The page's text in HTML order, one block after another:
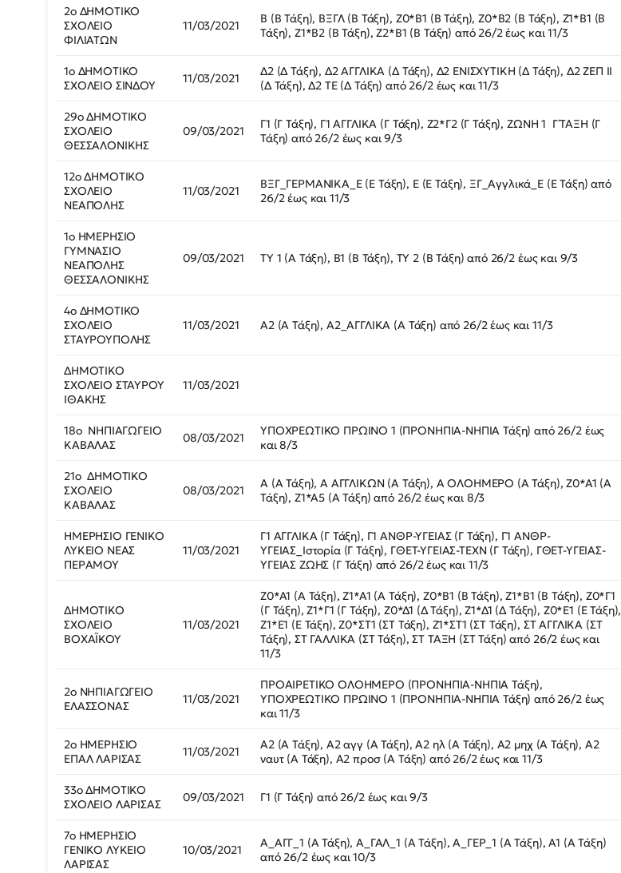
2ο ΔΗΜΟΤΙΚΟ
ΣΧΟΛΕΙΟ
ΦΙΛΙΑΤΩΝ
11/03/2021
Β (Β Τάξη), ΒΞΓΛ (Β Τάξη), Ζ0*Β1 (Β Τάξη), Ζ0*Β2 (Β Τάξη), Ζ1*Β1 (Β
Τάξη), Ζ1*Β2 (Β Τάξη), Ζ2*Β1 (Β Τάξη) από 26/2 έως και 11/3
1ο ΔΗΜΟΤΙΚΟ
ΣΧΟΛΕΙΟ ΣΙΝΔΟΥ
11/03/2021
Δ2 (Δ Τάξη), Δ2 ΑΓΓΛΙΚΑ (Δ Τάξη), Δ2 ΕΝΙΣΧΥΤΙΚΗ (Δ Τάξη), Δ2 ΖΕΠ ΙΙ
(Δ Τάξη), Δ2 ΤΕ (Δ Τάξη) από 26/2 έως και 11/3
29ο ΔΗΜΟΤΙΚΟ
ΣΧΟΛΕΙΟ
ΘΕΣΣΑΛΟΝΙΚΗΣ
09/03/2021
Γ1 (Γ Τάξη), Γ1 ΑΓΓΛΙΚΑ (Γ Τάξη), Ζ2*Γ2 (Γ Τάξη), ΖΩΝΗ 1 Γ΄ΤΑΞΗ (Γ
Τάξη) από 26/2 έως και 9/3
12ο ΔΗΜΟΤΙΚΟ
ΣΧΟΛΕΙΟ
ΝΕΑΠΟΛΗΣ
11/03/2021
ΒΞΓ_ΓΕΡΜΑΝΙΚΑ_Ε (Ε Τάξη), Ε (Ε Τάξη), ΞΓ_Αγγλικά_Ε (Ε Τάξη) από
26/2 έως και 11/3
1ο ΗΜΕΡΗΣΙΟ
ΓΥΜΝΑΣΙΟ
ΝΕΑΠΟΛΗΣ
ΘΕΣΣΑΛΟΝΙΚΗΣ
09/03/2021 ΤΥ 1 (Α Τάξη), Β1 (Β Τάξη), ΤΥ 2 (Β Τάξη) από 26/2 έως και 9/3
4ο ΔΗΜΟΤΙΚΟ
ΣΧΟΛΕΙΟ
ΣΤΑΥΡΟΥΠΟΛΗΣ
11/03/2021 Α2 (Α Τάξη), Α2_ΑΓΓΛΙΚΑ (Α Τάξη) από 26/2 έως και 11/3
ΔΗΜΟΤΙΚΟ
ΣΧΟΛΕΙΟ ΣΤΑΥΡΟΥ
ΙΘΑΚΗΣ
11/03/2021
18ο ΝΗΠΙΑΓΩΓΕΙΟ
ΚΑΒΑΛΑΣ
08/03/2021
ΥΠΟΧΡΕΩΤΙΚΟ ΠΡΩΙΝΟ 1 (ΠΡΟΝΗΠΙΑ-ΝΗΠΙΑ Τάξη) από 26/2 έως
και 8/3
21ο ΔΗΜΟΤΙΚΟ
ΣΧΟΛΕΙΟ
ΚΑΒΑΛΑΣ
08/03/2021
A (Α Τάξη), A ΑΓΓΛΙΚΩΝ (Α Τάξη), Α ΟΛΟΗΜΕΡΟ (Α Τάξη), Ζ0*Α1 (Α
Τάξη), Ζ1*Α5 (Α Τάξη) από 26/2 έως και 8/3
ΗΜΕΡΗΣΙΟ ΓΕΝΙΚΟ
ΛΥΚΕΙΟ ΝΕΑΣ
ΠΕΡΑΜΟΥ
11/03/2021
Γ1 ΑΓΓΛΙΚΑ (Γ Τάξη), Γ1 ΑΝΘΡ-ΥΓΕΙΑΣ (Γ Τάξη), Γ1 ΑΝΘΡ-
ΥΓΕΙΑΣ_Ιστορία (Γ Τάξη), ΓΘΕΤ-ΥΓΕΙΑΣ-ΤΕΧΝ (Γ Τάξη), ΓΘΕΤ-ΥΓΕΙΑΣ-
ΥΓΕΙΑΣ ΖΩΗΣ (Γ Τάξη) από 26/2 έως και 11/3
ΔΗΜΟΤΙΚΟ
ΣΧΟΛΕΙΟ
ΒΟΧΑΪΚΟΥ
11/03/2021
Ζ0*Α1 (Α Τάξη), Ζ1*Α1 (Α Τάξη), Ζ0*Β1 (Β Τάξη), Ζ1*Β1 (Β Τάξη), Ζ0*Γ1
(Γ Τάξη), Ζ1*Γ1 (Γ Τάξη), Ζ0*Δ1 (Δ Τάξη), Ζ1*Δ1 (Δ Τάξη), Ζ0*Ε1 (Ε Τάξη),
Ζ1*Ε1 (Ε Τάξη), Ζ0*ΣΤ1 (ΣΤ Τάξη), Ζ1*ΣΤ1 (ΣΤ Τάξη), ΣΤ ΑΓΓΛΙΚΑ (ΣΤ
Τάξη), ΣΤ ΓΑΛΛΙΚΑ (ΣΤ Τάξη), ΣΤ ΤΑΞΗ (ΣΤ Τάξη) από 26/2 έως και
11/3
2ο ΝΗΠΙΑΓΩΓΕΙΟ
ΕΛΑΣΣΟΝΑΣ
11/03/2021
ΠΡΟΑΙΡΕΤΙΚΟ ΟΛΟΗΜΕΡΟ (ΠΡΟΝΗΠΙΑ-ΝΗΠΙΑ Τάξη),
ΥΠΟΧΡΕΩΤΙΚΟ ΠΡΩΙΝΟ 1 (ΠΡΟΝΗΠΙΑ-ΝΗΠΙΑ Τάξη) από 26/2 έως
και 11/3
2ο ΗΜΕΡΗΣΙΟ
ΕΠΑΛ ΛΑΡΙΣΑΣ
11/03/2021
Α2 (Α Τάξη), Α2 αγγ (Α Τάξη), Α2 ηλ (Α Τάξη), Α2 μηχ (Α Τάξη), Α2
ναυτ (Α Τάξη), Α2 προσ (Α Τάξη) από 26/2 έως και 11/3
33ο ΔΗΜΟΤΙΚΟ
ΣΧΟΛΕΙΟ ΛΑΡΙΣΑΣ
09/03/2021 Γ1 (Γ Τάξη) από 26/2 έως και 9/3
7ο ΗΜΕΡΗΣΙΟ
ΓΕΝΙΚΟ ΛΥΚΕΙΟ
ΛΑΡΙΣΑΣ
10/03/2021
Α_ΑΓΓ_1 (Α Τάξη), Α_ΓΑΛ_1 (Α Τάξη), Α_ΓΕΡ_1 (Α Τάξη), Α1 (Α Τάξη)
από 26/2 έως και 10/3